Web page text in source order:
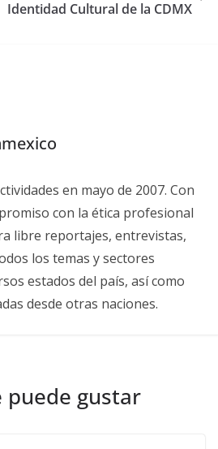
Identidad Cultural de la CDMX
en mayo de 2007. Con
con la ética profesional
libre reportajes, entrevistas,
los temas y sectores
estados del país, así como
desde otras naciones.
puede gustar